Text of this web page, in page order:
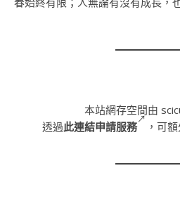
本站網存空間由
透過此連結申請服務 ，可